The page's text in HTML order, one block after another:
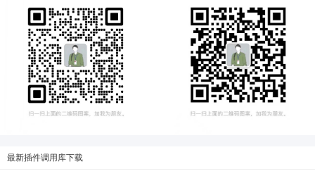
最新插件调用库下载